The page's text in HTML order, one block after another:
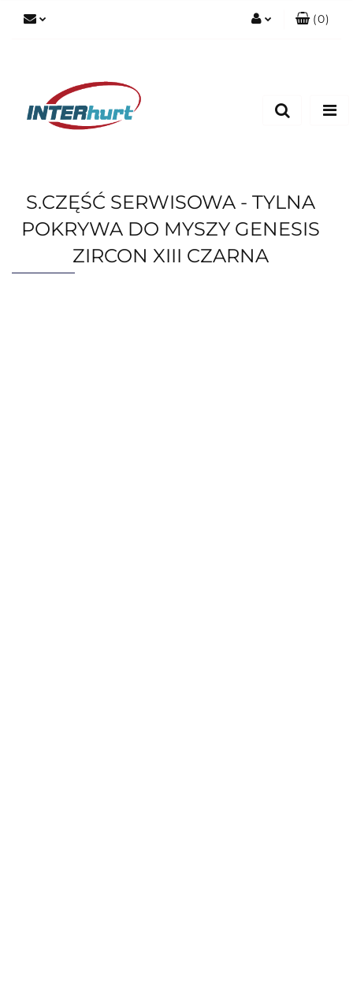
(0)
S.CZĘŚĆ SERWISOWA - TYLNA
POKRYWA DO MYSZY GENESIS
ZIRCON XIII CZARNA